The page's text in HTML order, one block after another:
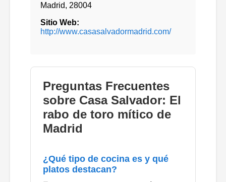
Madrid, 28004
Sitio Web:
http://www.casasalvadormadrid.com/
Preguntas Frecuentes
sobre Casa Salvador: El
rabo de toro mítico de
Madrid
¿Qué tipo de cocina es y qué
platos destacan?